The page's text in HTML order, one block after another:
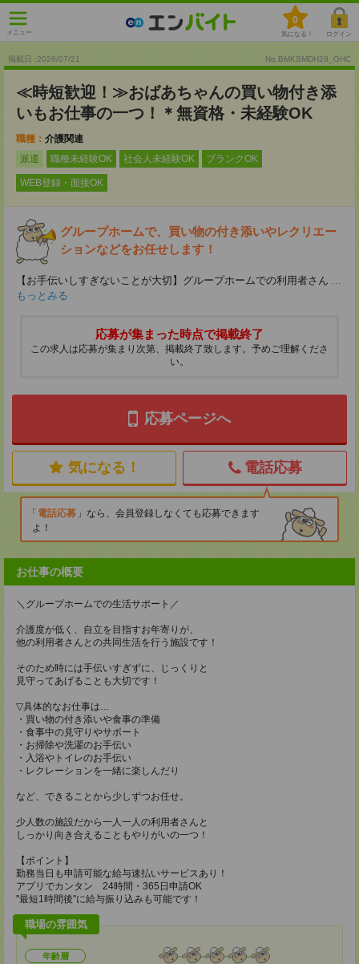
メニュー
0
気になる！ ログイン
掲載日 :2026/07/21 No.BMKSMDH28_GHC
≪時短歓迎！≫おばあちゃんの買い物付き添
いもお仕事の一つ！＊無資格・未経験OK
職種： 介護関連
派遣
職種未経験OK 社会人未経験OK ブランクOK
WEB登録・面接OK
グループホームで、買い物の付き添いやレクリエー
ションなどをお任せします！
【お手伝いしすぎないことが大切】グループホームでの利用者さん ...
もっとみる
応募が集まった時点で掲載終了
この求人は応募が集まり次第、掲載終了致します。予めご理解くださ
い。
応募ページへ
気になる！ 電話応募
電話応募
なら、会員登録しなくても応募できます
よ！
お仕事の概要
＼グループホームでの生活サポート／
介護度が低く、自立を目指すお年寄りが、
他の利用者さんとの共同生活を行う施設です！
そのため時には手伝いすぎずに、じっくりと
見守ってあげることも大切です！
▽具体的なお仕事は…
・買い物の付き添いや食事の準備
・食事中の見守りやサポート
・お掃除や洗濯のお手伝い
・入浴やトイレのお手伝い
・レクレーションを一緒に楽しんだり
など、できることから少しずつお任せ。
少人数の施設だから一人一人の利用者さんと
しっかり向き合えることもやりがいの一つ！
【ポイント】
勤務当日も申請可能な給与速払いサービスあり！
アプリでカンタン 24時間・365日申請OK
"最短1時間後"に給与振り込みも可能です！
職場の雰囲気
年齢層